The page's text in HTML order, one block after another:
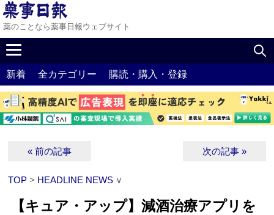
薬のことなら薬事日報ウェブサイト
新着 全カテゴリー 購読・購入・登録
« 前の記事 次の記事 »
TOP > HEADLINE NEWS ∨
【キュア・アップ】減酒治療アプリを